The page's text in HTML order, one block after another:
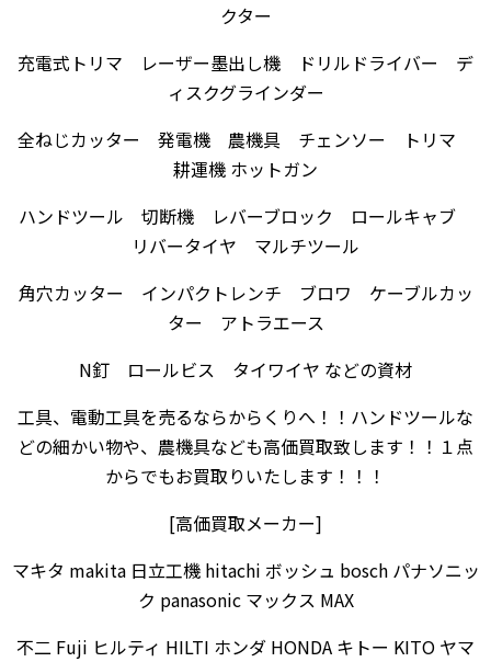
クター
充電式トリマ レーザー墨出し機 ドリルドライバー デ
ィスクグラインダー
全ねじカッター 発電機 農機具 チェンソー トリマ
耕運機 ホットガン
ハンドツール 切断機 レバーブロック ロールキャブ
リバータイヤ マルチツール
角穴カッター インパクトレンチ ブロワ ケーブルカッ
ター アトラエース
N釘 ロールビス タイワイヤ などの資材
工具、電動工具を売るならからくりへ！！ハンドツールな
どの細かい物や、農機具なども高価買取致します！！１点
からでもお買取りいたします！！！
[高価買取メーカー]
マキタ makita 日立工機 hitachi ボッシュ bosch パナソニッ
ク panasonic マックス MAX
不二 Fuji ヒルティ HILTI ホンダ HONDA キトー KITO ヤマ